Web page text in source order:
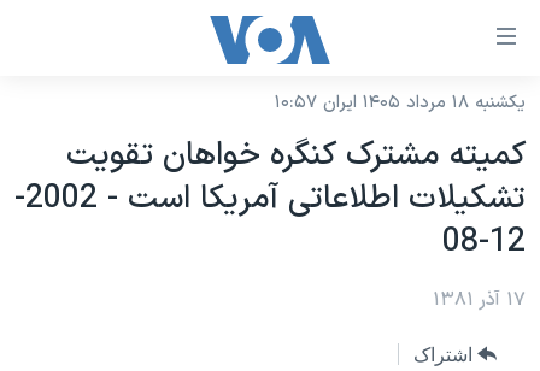
لینکهای
دسترسی
جهش
محتوای
اصلی
صفحه
نسخه سبک وب‌سایت
موضوع ها
آمریکا
جهان
برنامه های تلویزیونی
جدول برنامه ها
صفحه‌های ویژه
یکشنبه ۱۸ مرداد ۱۴۰۵ ایران ۱۰:۵۷
کميته مشترک کنگره خواهان تقويت
تشکيلات اطلاعاتی آمريکا است - 2002-
12-08
۱۷ آذر ۱۳۸۱
اشتراک